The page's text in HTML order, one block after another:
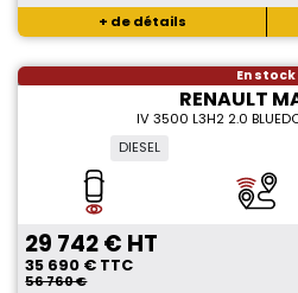
+ de détails
En stock
RENAULT
IV 3500 L3H2 2.0
DIESEL
29 742 € HT
35 690 € TTC
56 760 €